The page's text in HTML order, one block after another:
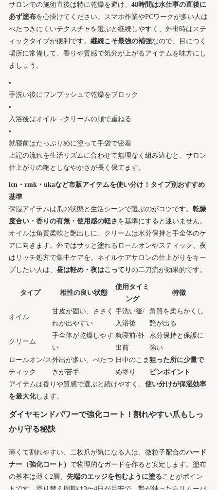
サロンでの施術直後は特に乾燥を避け、 48時間は水仕事の直後に
必ず塗布を心掛けてください。スマホ作業やPCワークが多い人は
べたつきにくいテクスチャを選ぶと継続しやすく、外出時はステ
ィックタイプが便利です。 継続こそ最強の補強なので、目につく
場所に常備して、香りや質感で気分が上がるアイテムを味方にし
ましょう。
手洗い後にワンプッシュで乾燥をブロック
入浴後はオイル→クリームの順で重ねる
就寝前はたっぷりめに塗って手袋で密着
上記の流れを生活リズムに合わせて無理なく組み込むと、サロン
仕上がりの艶としなやかさが長く保てます。
lcn・rmk・ukaなど市販アイテムを使い分け！タイプ別おすすめ
基準
保湿アイテムは爪の状態と生活シーンで選ぶのがコツです。 乾燥
度合い・香りの有無・使用感の軽さ を基準にすると迷いません。
オイルは角質柔軟と艶出しに、クリームは水分保持と手全体のケ
アに向きます。外ではサッと塗れるロールオンやスティック、夜
はリッチ処方で集中ケアを。ネイルケアサロンの仕上がりをキー
プしたい人は、 昼は軽め・夜はこってり の二刀流が効果的です。
タイプ 相性の良い状態
使用タイミ
ング
特徴
オイル
甘皮が固い、ささく
れが出やすい
手洗い後/
入浴後
角質を柔らかくし
艶が出る
クリーム
手全体が乾燥しやす
い
就寝前/外
出前
水分保持と保護に
強い
ロールオン/ス
ティック
外出が多い、べたつ
きが苦手
日中のこま
め塗り
狙った所に少量で
ピンポイント
アイテムは香りや質感で選ぶと続けやすく、 使い分けが保湿効率
を最大化します。
ダイヤモンドパワーで強化コート！割れやすい爪もしっ
かり守る秘訣
薄くて割れやすい、二枚爪が気になる人は、微粒子配合のハード
ナー（強化コート） で物理的なガードを作ると安定します。塗布
の基本は薄く2層、 先端のエッジを包むように塗ることがポイン